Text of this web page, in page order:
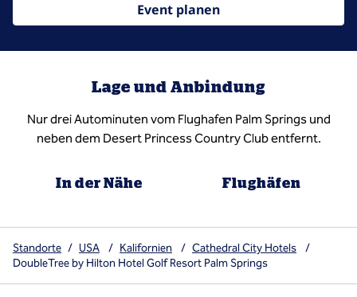
Event planen
Lage und Anbindung
Nur drei Autominuten vom Flughafen Palm Springs und
neben dem Desert Princess Country Club entfernt.
In der Nähe Flughäfen
Standorte / USA / Kalifornien / Cathedral City Hotels
/
DoubleTree by Hilton Hotel Golf Resort Palm Springs